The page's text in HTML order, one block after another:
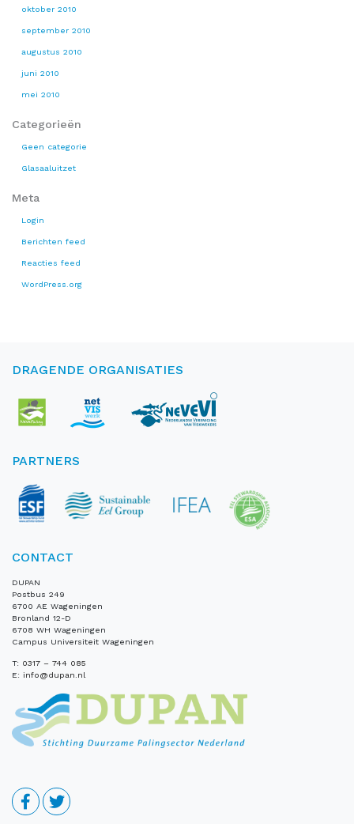
oktober 2010
september 2010
augustus 2010
juni 2010
mei 2010
Categorieën
Geen categorie
Glasaaluitzet
Meta
Login
Berichten feed
Reacties feed
WordPress.org
DRAGENDE ORGANISATIES
PARTNERS
CONTACT
DUPAN
Postbus 249
6700 AE Wageningen
Bronland 12-D
6708 WH Wageningen
Campus Universiteit Wageningen
T: 0317 – 744 085
E: info@dupan.nl